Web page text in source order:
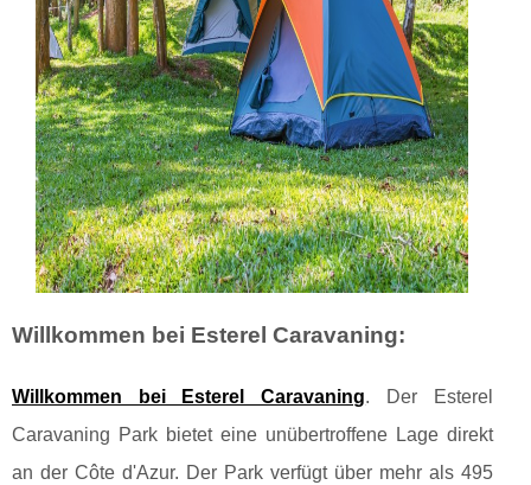
Willkommen bei Esterel Caravaning:
Willkommen bei Esterel Caravaning. Der Esterel
Caravaning Park bietet eine unübertroffene Lage direkt
an der Côte d'Azur. Der Park verfügt über mehr als 495